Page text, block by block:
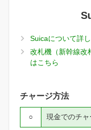
Suicaについて詳
改札機（新幹線改
はこちら
チャージ方法
現金でのチャ
○